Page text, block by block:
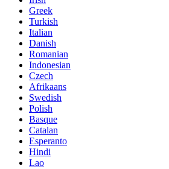
Greek
Turkish
Italian
Danish
Romanian
Indonesian
Czech
Afrikaans
Swedish
Polish
Basque
Catalan
Esperanto
Hindi
Lao